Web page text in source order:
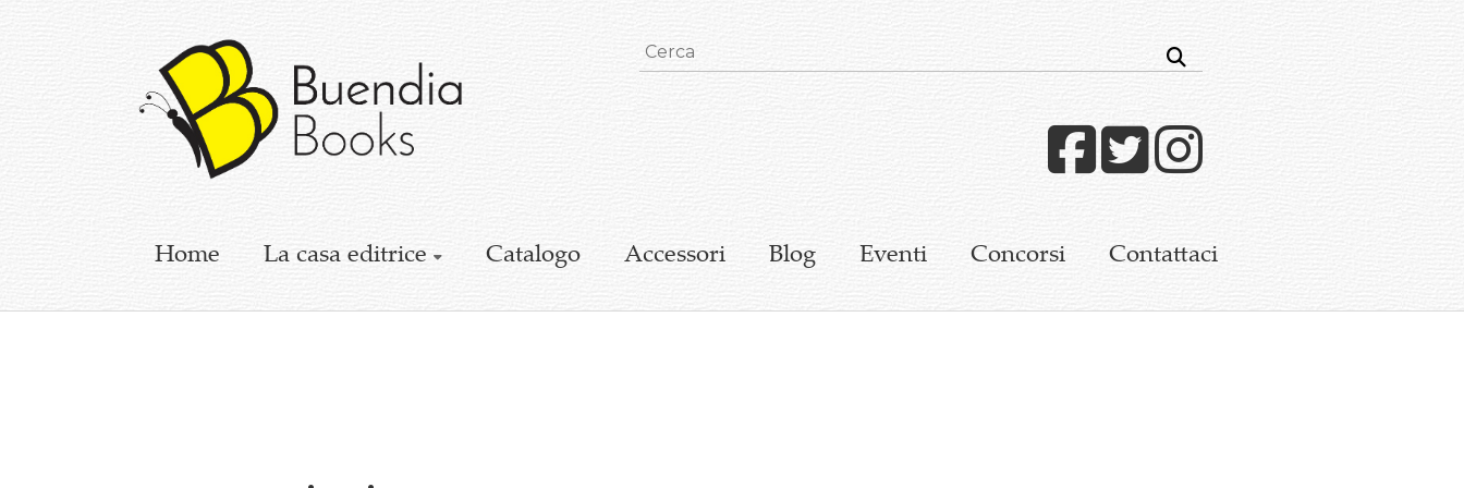
Buendia
Books
Facebook
Twitter
Home La casa editrice Catalogo Accessori Blog Eventi Concorsi Contattaci